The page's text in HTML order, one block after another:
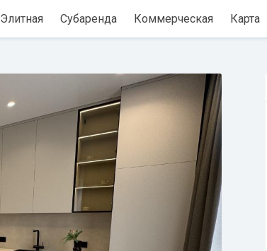
Элитная Субаренда Коммерческая Карта